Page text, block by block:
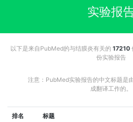
实验报
以下是来自PubMed的与结膜炎有关的 17210
份实验报告
注意：PubMed实验报告的中文标题是
成翻译工作的。
排名 标题